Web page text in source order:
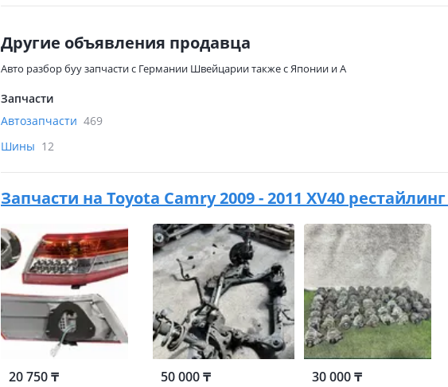
Другие объявления продавца
Авто разбор буу запчасти с Германии Швейцарии также с Японии и А
Запчасти
Автозапчасти 469
Шины 12
Запчасти на Toyota Camry 2009 - 2011 XV40 рестайлинг
20 750 ₸ 50 000 ₸ 30 000 ₸